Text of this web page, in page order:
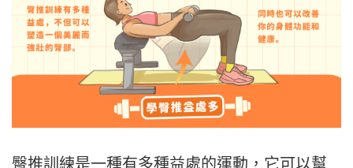
臀推訓練是一種有多種益處的運動，它可以幫